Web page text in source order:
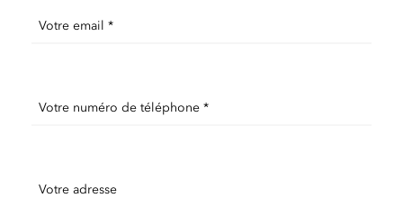
Votre email *
Votre numéro de téléphone *
Votre adresse